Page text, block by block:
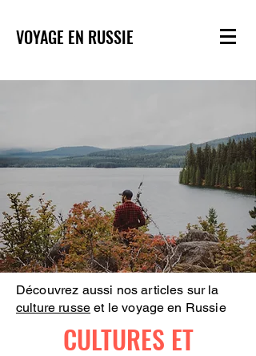
VOYAGE EN RUSSIE
Découvrez aussi nos articles sur la
culture russe et le voyage en Russie
CULTURES ET